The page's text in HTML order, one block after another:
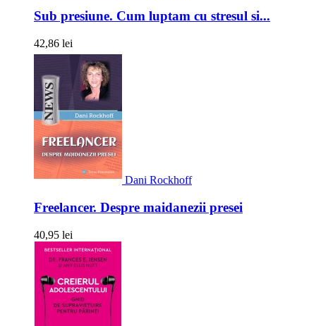
Sub presiune. Cum luptam cu stresul si...
42,86 lei
Dani Rockhoff
Freelancer. Despre maidanezii presei
40,95 lei